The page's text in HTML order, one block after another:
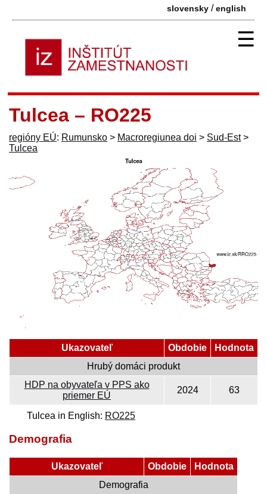
slovensky /english
☰
Tulcea – RO225
regióny EÚ: Rumunsko > Macroregiunea doi > Sud-Est>
Tulcea
Ukazovateľ Obdobie
Hodnota
Hrubý domáci produkt
HDP na obyvateľa v PPS ako
priemer EÚ
2024 63
Tulcea in English: RO225
Demografia
Ukazovateľ Obdobie
Hodnota
Demografia